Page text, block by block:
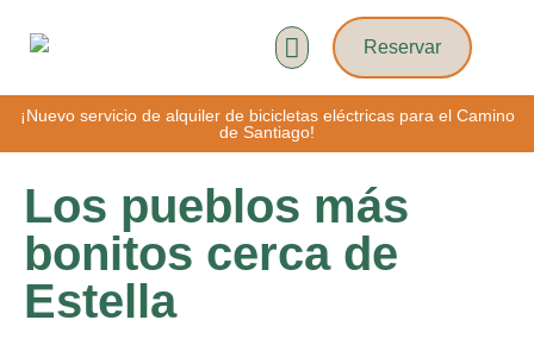
Reservar
¡Nuevo servicio de alquiler de bicicletas eléctricas para el Camino
de Santiago!
Los pueblos más
bonitos cerca de
Estella